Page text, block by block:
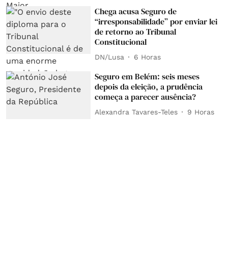
Chega acusa Seguro de
“irresponsabilidade” por enviar lei
de retorno ao Tribunal
Constitucional
DN/Lusa 6 Horas
Seguro em Belém: seis meses
depois da eleição, a prudência
começa a parecer ausência?
Alexandra Tavares-Teles 9 Horas